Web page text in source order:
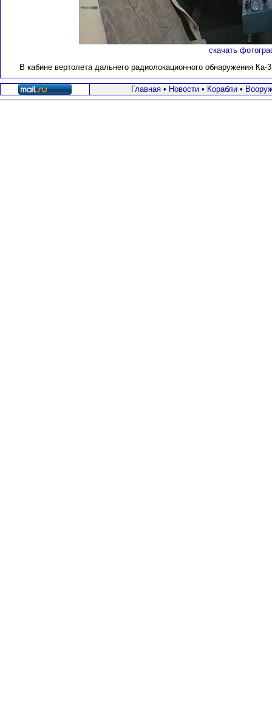
скачать
В кабине вертолета дальнего радиолокационного обнаружения
Главная• Новости• Корабли•